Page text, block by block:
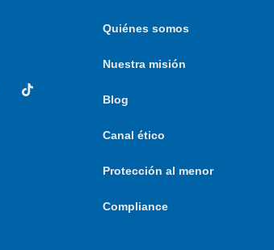
Quiénes somos
Nuestra misión
Blog
Canal ético
Protección al menor
Compliance